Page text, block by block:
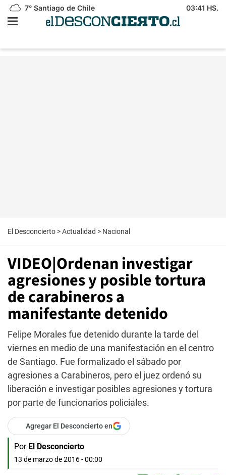
7° Santiago de Chile 03:41 HS.
El Desconcierto >Actualidad > Nacional
VIDEO|Ordenan investigar
agresiones y posible tortura
de carabineros a
manifestante detenido
Felipe Morales fue detenido durante la tarde del
viernes en medio de una manifestación en el centro
de Santiago. Fue formalizado el sábado por
agresiones a Carabineros, pero el juez ordenó su
liberación e investigar posibles agresiones y tortura
por parte de funcionarios policiales.
Agregar El Desconcierto en
Por El Desconcierto
13 de marzo de 2016 - 00:00